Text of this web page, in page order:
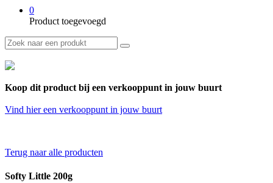
0
Product toegevoegd
Koop dit product bij een verkooppunt in jouw buurt
Vind hier een verkooppunt in jouw buurt
Terug naar alle producten
Softy Little 200g